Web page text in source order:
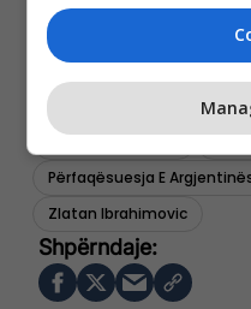
Cristiano Ronaldo
Përfaqësuesja E
Zlatan Ibrahimovic